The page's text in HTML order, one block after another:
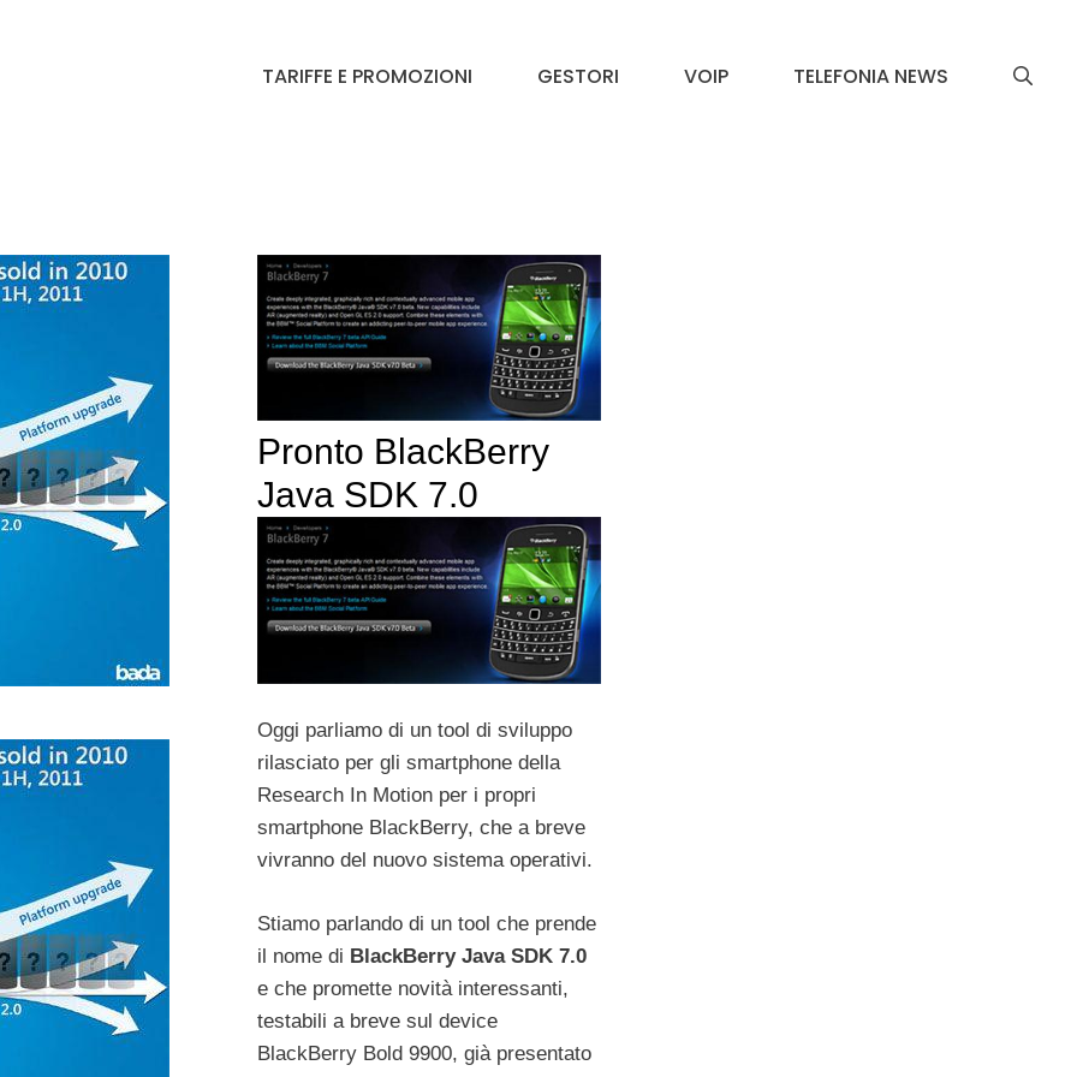
TARIFFE E PROMOZIONI GESTORI VOIP TELEFONIA NEWS
Pronto BlackBerry
Java SDK 7.0
Oggi parliamo di un tool di sviluppo
rilasciato per gli smartphone della
Research In Motion per i propri
smartphone BlackBerry, che a breve
vivranno del nuovo sistema operativi.
Stiamo parlando di un tool che prende
il nome di BlackBerry Java SDK 7.0
e che promette novità interessanti,
testabili a breve sul device
BlackBerry Bold 9900, già presentato